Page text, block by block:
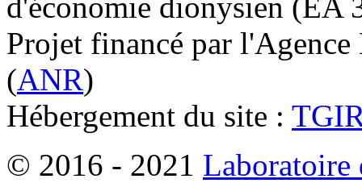
Projet financé par l'Agence
(ANR)
Hébergement du site :
© 2016 - 2021 Laboratoire